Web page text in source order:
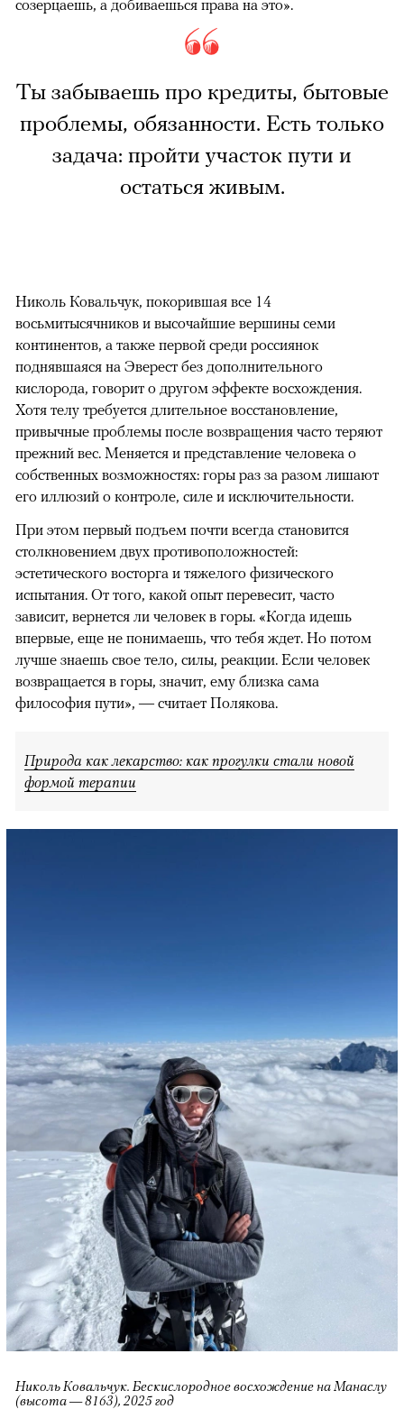
созерцаешь, а добиваешься права на это».
Ты забываешь про кредиты, бытовые
проблемы, обязанности. Есть только
задача: пройти участок пути и
остаться живым.
Николь Ковальчук, покорившая все 14
восьмитысячников и высочайшие вершины семи
континентов, а также первой среди россиянок
поднявшаяся на Эверест без дополнительного
кислорода, говорит о другом эффекте восхождения.
Хотя телу требуется длительное восстановление,
привычные проблемы после возвращения часто теряют
прежний вес. Меняется и представление человека о
собственных возможностях: горы раз за разом лишают
его иллюзий о контроле, силе и исключительности.
При этом первый подъем почти всегда становится
столкновением двух противоположностей:
эстетического восторга и тяжелого физического
испытания. От того, какой опыт перевесит, часто
зависит, вернется ли человек в горы. «Когда идешь
впервые, еще не понимаешь, что тебя ждет. Но потом
лучше знаешь свое тело, силы, реакции. Если человек
возвращается в горы, значит, ему близка сама
философия пути», — считает Полякова.
Природа как лекарство: как прогулки стали новой
формой терапии
Николь Ковальчук. Бескислородное восхождение на Манаслу
(высота — 8163), 2025 год